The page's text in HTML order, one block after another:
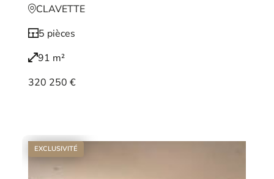
CLAVETTE
5 pièces
91 m²
320 250 €
EXCLUSIVITÉ